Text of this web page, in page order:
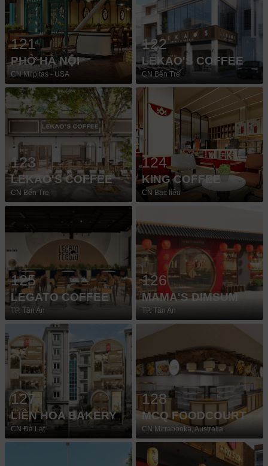
121
PHỞ HÀ NỘI
CN Milpitas - USA
122
LEKAO'S COFFEE
CN Bến Tre
123
LEKAO'S COFFEE
CN Bến Tre
124
KING COFFEE
CN Bạc liêu
125
LEGATO COFFEE
TP. Tân An
126
MAMA'S DIMSUM
TP. Tân An
127
LIÊN HOA BAKERY
CN Đà Lạt
128
MCQ FOODCOURT
CN Mirrabooka, Australia